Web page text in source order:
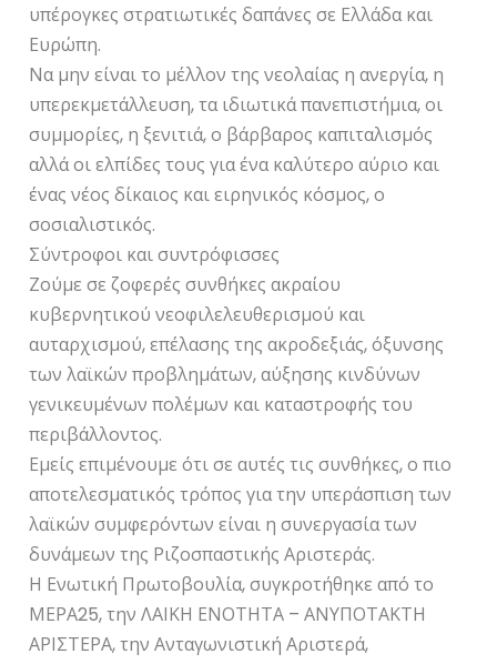
υπέρογκες στρατιωτικές δαπάνες σε Ελλάδα και
Ευρώπη.
Να μην είναι το μέλλον της νεολαίας η ανεργία, η
υπερεκμετάλλευση, τα ιδιωτικά πανεπιστήμια, οι
συμμορίες, η ξενιτιά, ο βάρβαρος καπιταλισμός
αλλά οι ελπίδες τους για ένα καλύτερο αύριο και
ένας νέος δίκαιος και ειρηνικός κόσμος, ο
σοσιαλιστικός.
Σύντροφοι και συντρόφισσες
Ζούμε σε ζοφερές συνθήκες ακραίου
κυβερνητικού νεοφιλελευθερισμού και
αυταρχισμού, επέλασης της ακροδεξιάς, όξυνσης
των λαϊκών προβλημάτων, αύξησης κινδύνων
γενικευμένων πολέμων και καταστροφής του
περιβάλλοντος.
Εμείς επιμένουμε ότι σε αυτές τις συνθήκες, ο πιο
αποτελεσματικός τρόπος για την υπεράσπιση των
λαϊκών συμφερόντων είναι η συνεργασία των
δυνάμεων της Ριζοσπαστικής Αριστεράς.
Η Ενωτική Πρωτοβουλία, συγκροτήθηκε από το
ΜΕΡΑ25, την ΛΑΙΚΗ ΕΝΟΤΗΤΑ – ΑΝΥΠΟΤΑΚΤΗ
ΑΡΙΣΤΕΡΑ, την Ανταγωνιστική Αριστερά,